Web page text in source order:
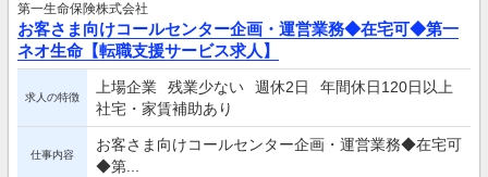
第一生命保険株式会社
お客さま向けコールセンター企画・運営業務◆在宅可◆第一
ネオ生命【転職支援サービス求人】
求人の特徴
上場企業 残業少ない 週休2日
年間休日120日以上
社宅・家賃補助あり
仕事内容
お客さま向けコールセンター企画・運営業務◆在宅可
◆第...